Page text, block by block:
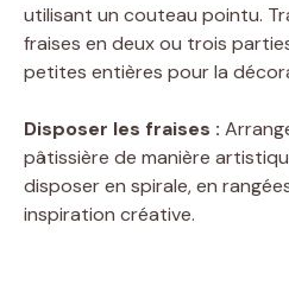
utilisant un couteau pointu.
fraises en deux ou trois
petites entières pour la
Disposer les fraises :
pâtissière de manière
disposer en spirale, en
inspiration créative.